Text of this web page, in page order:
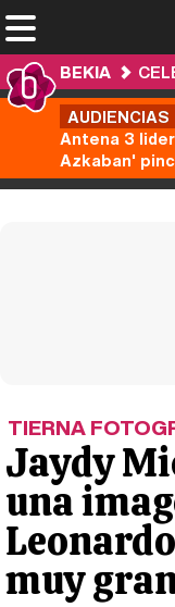
BEKIA
AUDIENCIAS
Antena 3
Azkaban'
TIERNA
Jaydy
una
muy